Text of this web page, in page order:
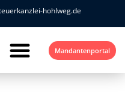
hohlweg.de
Mandantenportal